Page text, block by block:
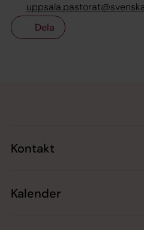
Dela
Kontakt
Kalender